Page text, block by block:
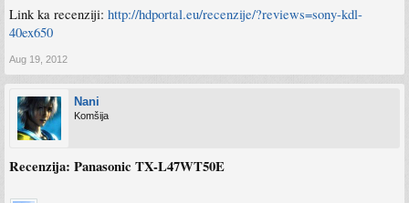
Link ka recenziji: http://hdportal.eu/recenzije/?reviews=sony-kdl-
40ex650
Aug 19, 2012
Nani
Komšija
Recenzija: Panasonic TX-L47WT50E